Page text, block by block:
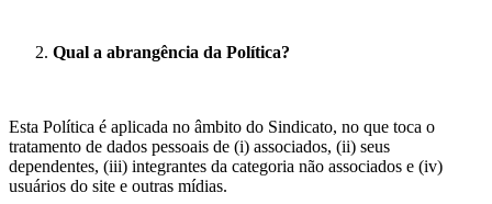
Qual a abrangência da Política?
Esta Política é aplicada no âmbito do Sindicato, no que toca o
tratamento de dados pessoais de (i) associados, (ii) seus
dependentes, (iii) integrantes da categoria não associados e (iv)
usuários do site e outras mídias.